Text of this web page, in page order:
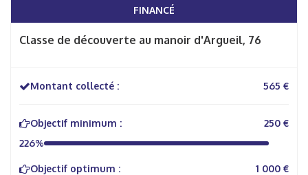
FINANCÉ
Classe de découverte au manoir d'Argueil, 76
Montant collecté : 565 €
Objectif minimum :
250 €
226%
Objectif optimum :
1 000 €